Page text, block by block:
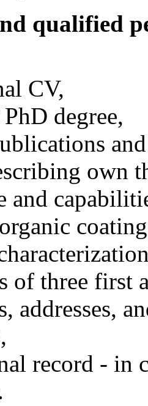
qualified
CV,
degree,
own
and
of three first
addresses,
record - in